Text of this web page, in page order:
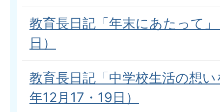
教育長日記「年末にあたって
日）
教育長日記「中学校生活の想
年12月17・19日）